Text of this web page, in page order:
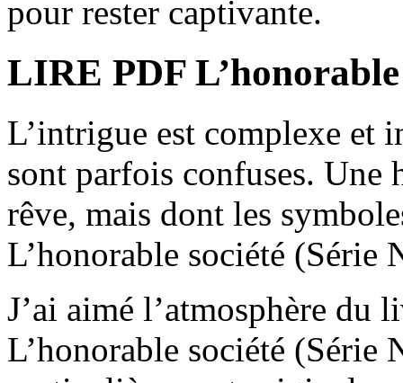
pour rester captivante.
LIRE PDF
L’intrigue est complexe et
sont parfois confuses. Une
rêve, mais dont les
L’honorable société
J’ai aimé l’atmosphère du
L’honorable société (Série